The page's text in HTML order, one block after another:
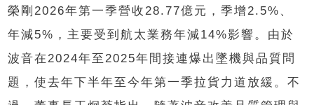
榮剛2026年第一季營收28.77億元，季增2.5%、
年減5%，主要受到航太業務年減14%影響。由於
波音在2024年至2025年間接連爆出墜機與品質問
題，使去年下半年至今年第一季拉貨力道放緩。不